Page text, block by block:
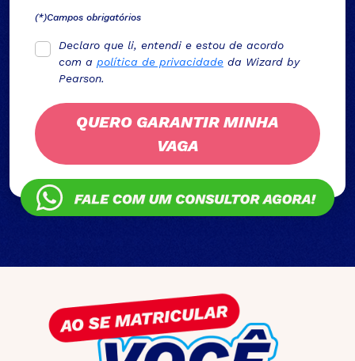
(*)Campos obrigatórios
Declaro que li, entendi e estou de acordo
com a política de privacidade da Wizard by
Pearson.
QUERO GARANTIR MINHA
VAGA